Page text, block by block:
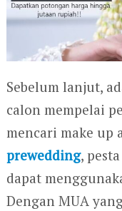
Sebelum lanjut,
calon mempelai
mencari make
prewedding,
dapat
Dengan MUA